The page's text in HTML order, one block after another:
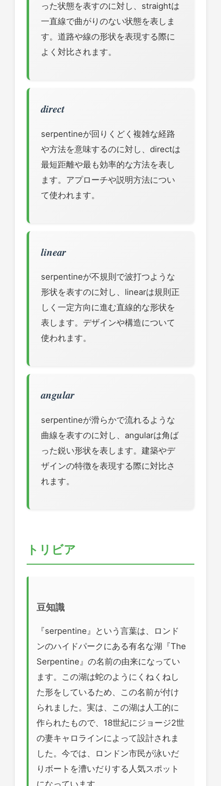
った状態を表すのに対し、straightは
一直線で曲がりのない状態を表しま
す。道路や線の形状を表現する際に
よく対比されます。
direct
serpentineが回りくどく複雑な経路
や方法を意味するのに対し、directは
最短距離や最も効率的な方法を表し
ます。アプローチや説明方法につい
て使われます。
linear
serpentineが不規則で波打つような
形状を表すのに対し、linearは規則正
しく一定方向に進む直線的な形状を
表します。デザインや構造について
使われます。
angular
serpentineが滑らかで流れるような
曲線を表すのに対し、angularは角ば
った鋭い形状を表します。建築やデ
ザインの特徴を表現する際に対比さ
れます。
トリビア
豆知識
『serpentine』という言葉は、ロンド
ンのハイドパークにある有名な湖『The
Serpentine』の名前の由来になってい
ます。この湖は蛇のようにくねくねし
た形をしているため、この名前が付け
られました。実は、この湖は人工的に
作られたもので、18世紀にジョージ2世
の妻キャロラインによって設計されま
した。今では、ロンドン市民が泳いだ
りボートを漕いだりする人気スポット